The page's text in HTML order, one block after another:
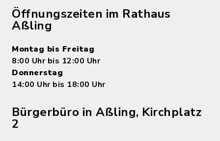
Öffnungszeiten im Rathaus
Aßling
Montag bis Freitag
8:00 Uhr bis 12:00 Uhr
Donnerstag
14:00 Uhr bis 18:00 Uhr
Bürgerbüro in Aßling, Kirchplatz
2